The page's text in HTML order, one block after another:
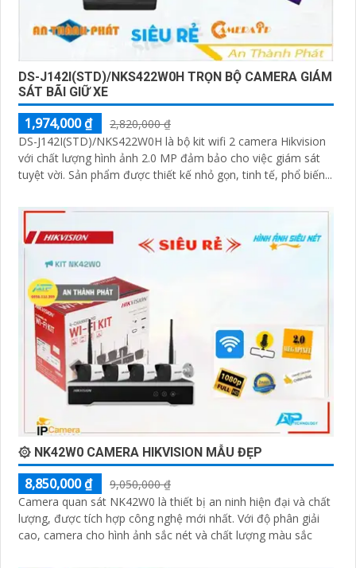
DS-J142I(STD)/NKS422W0H TRỌN BỘ CAMERA GIÁM
SÁT BÃI GIỮ XE
1,974,000 ₫
2,820,000 ₫
DS-J142I(STD)/NKS422W0H là bộ kit wifi 2 camera Hikvision
với chất lượng hình ảnh 2.0 MP đảm bảo cho việc giám sát
tuyệt vời. Sản phẩm được thiết kế nhỏ gọn, tinh tế, phổ biến...
۞ NK42W0 CAMERA HIKVISION MẪU ĐẸP
8,850,000 ₫
9,050,000 ₫
Camera quan sát NK42W0 là thiết bị an ninh hiện đại và chất
lượng, được tích hợp công nghệ mới nhất. Với độ phân giải
cao, camera cho hình ảnh sắc nét và chất lượng màu sắc